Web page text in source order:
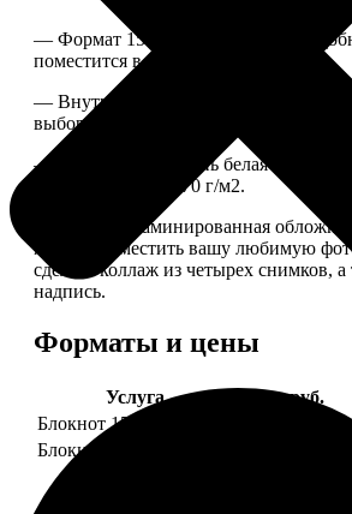
— Формат 15*20. Компактный и
поместится в сумку или рюкзак.
— Внутри 100 страниц в клетку или
выбор), скрепленных сбоку скобой.
— Приятная на ощупь белая сатиновая
плотностью 150-170 г/м2.
— Плотная ламинированная обложка.
можно разместить вашу любимую
сделать коллаж из четырех снимков, а
надпись.
Форматы и цены
Услуга
Цена, руб.
Блокнот 15х20 клетка
Блокнот 15х20 линейка